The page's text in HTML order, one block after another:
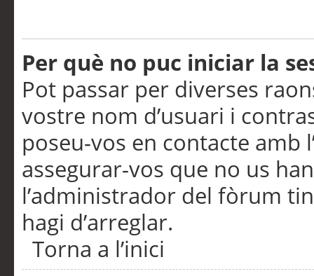
Per què no puc iniciar la
Pot passar per diverses
vostre nom d’usuari i
poseu-vos en contacte
assegurar-vos que no us
l’administrador del fòrum
hagi d’arreglar.
Torna a l’inici